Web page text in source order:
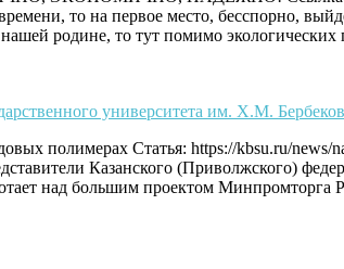
то на первое место, бесспорно,
родине, то тут помимо
университета им. Х.М.
полимерах Статья: https://kbsu.ru/
Казанского (Приволжского)
над большим проектом